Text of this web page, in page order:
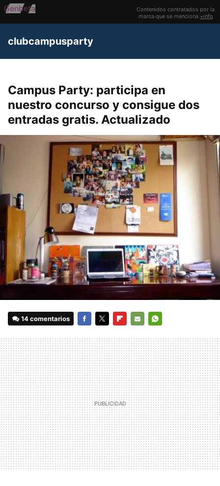
Contenidos contratados por la
marca que se menciona +info
Genbeta
clubcampusparty
Campus Party: participa en
nuestro concurso y consigue dos
entradas gratis. Actualizado
14 comentarios
MAIL